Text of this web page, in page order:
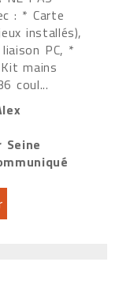
: * Carte
installés),
PC, *
mains
coul...
Seine